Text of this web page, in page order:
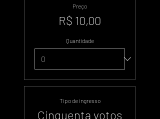
Preço
R$ 10,00
Quantidade
Tipo de ingresso
Cinquenta votos